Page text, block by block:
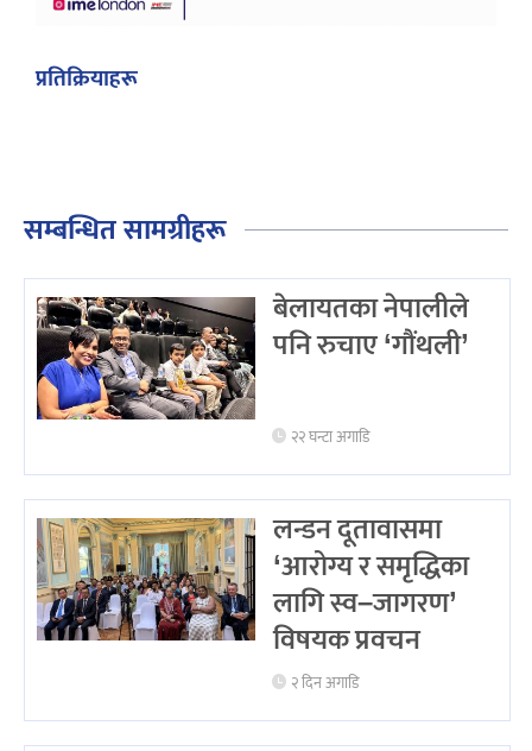
प्रतिक्रियाहरू
सम्बन्धित सामग्रीहरू
बेलायतका नेपालीले
पनि रुचाए ‘गौंथली’
२२ घन्टा अगाडि
लन्डन दूतावासमा
‘आरोग्य र समृद्धिका
लागि स्व–जागरण’
विषयक प्रवचन
२ दिन अगाडि